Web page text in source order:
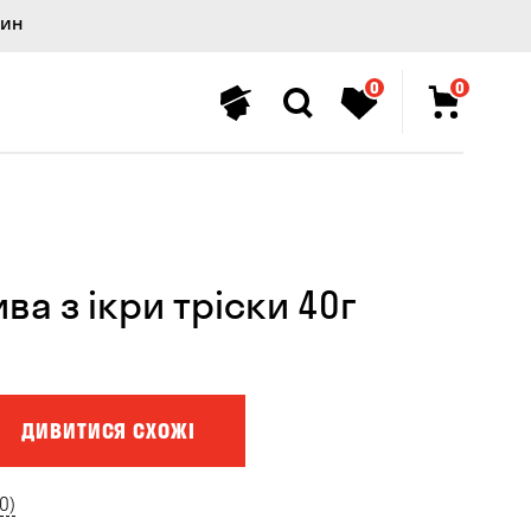
0 0
з ікри тріски 40г
ДИВИТИСЯ СХОЖІ